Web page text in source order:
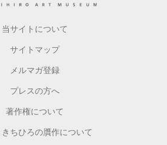
当サイトについて
サイトマップ
メルマガ登録
プレスの方へ
著作権について
ちひろの贋作について